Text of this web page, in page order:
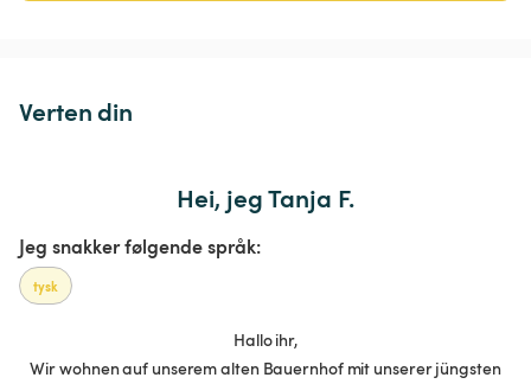
Verten din
Hei, jeg Tanja F.
Jeg snakker følgende språk:
tysk
Hallo ihr,
Wir wohnen auf unserem alten Bauernhof mit unserer jüngsten